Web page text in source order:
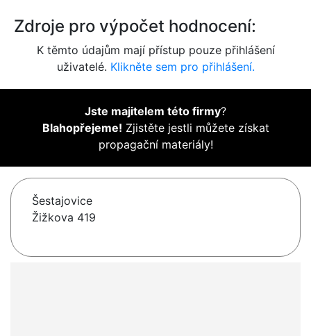
Zdroje pro výpočet hodnocení:
K těmto údajům mají přístup pouze přihlášení
uživatelé. Klikněte sem pro přihlášení.
Jste majitelem této firmy?
Blahopřejeme! Zjistěte jestli můžete získat
propagační materiály!
Šestajovice
Žižkova 419